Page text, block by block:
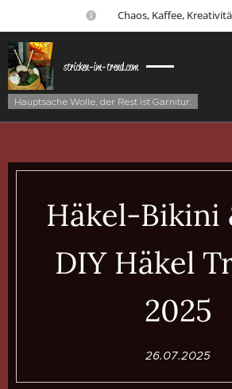
☕ Chaos, Kaffee,
stricken-im-trend.com
Hauptsache Wolle, der Rest ist Garnitur.
Häkel-Bikini
DIY Häkel
2025
26.07.2025